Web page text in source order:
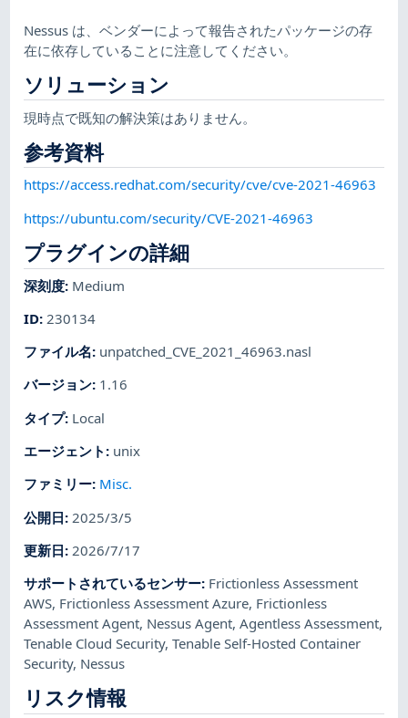
Nessus は、ベンダーによって報告されたパッケージの存
在に依存していることに注意してください。
ソリューション
現時点で既知の解決策はありません。
参考資料
https://access.redhat.com/security/cve/cve-2021-46963
https://ubuntu.com/security/CVE-2021-46963
プラグインの詳細
深刻度: Medium
ID: 230134
ファイル名: unpatched_CVE_2021_46963.nasl
バージョン: 1.16
タイプ: Local
エージェント : unix
ファミリー: Misc.
公開日: 2025/3/5
更新日: 2026/7/17
サポートされているセンサー: Frictionless Assessment
AWS, Frictionless Assessment Azure, Frictionless
Assessment Agent, Nessus Agent,Agentless Assessment,
Tenable Cloud Security,Tenable Self-Hosted Container
Security, Nessus
リスク情報